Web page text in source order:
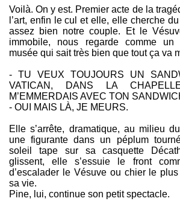
Voilà. On y est. Premier acte de la
l’art, enfin le cul et elle, elle cherche
assez bien notre couple. Et le
immobile, nous regarde comme
musée qui sait très bien que tout ça va
- TU VEUX TOUJOURS UN
VATICAN, DANS LA
M’EMMERDAIS AVEC TON
- OUI MAIS LÀ, JE MEURS.
Elle s’arrête, dramatique, au milieu
une figurante dans un péplum
soleil tape sur sa casquette
glissent, elle s’essuie le front
d’escalader le Vésuve ou chier le
sa vie.
Pine, lui, continue son petit spectacle.